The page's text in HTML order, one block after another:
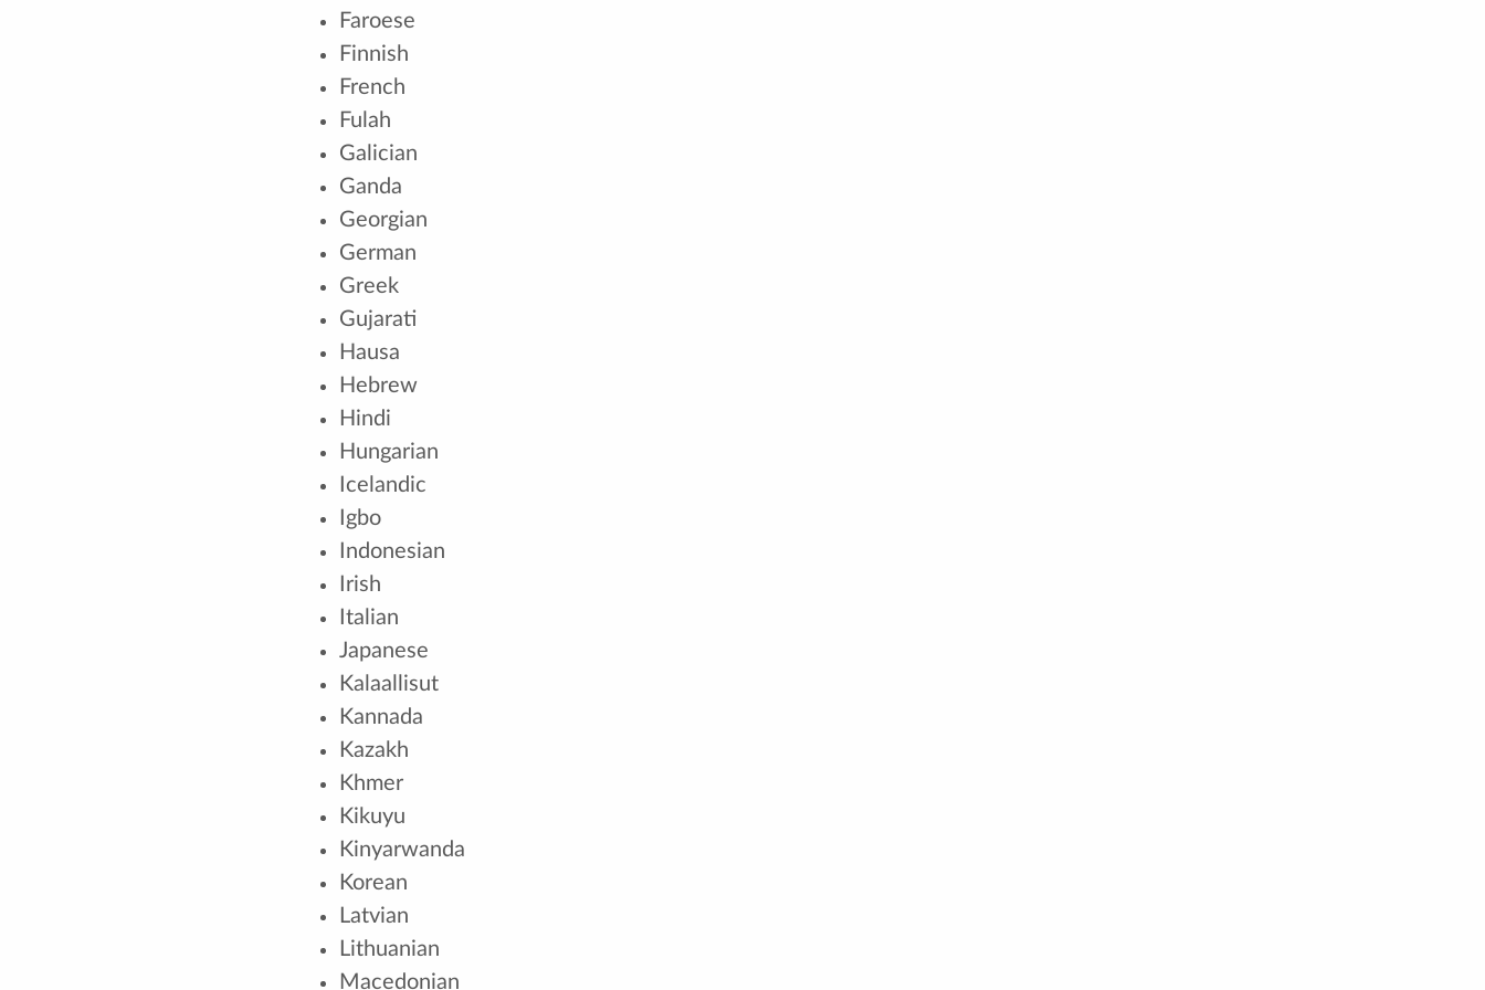
Faroese
Finnish
French
Fulah
Galician
Ganda
Georgian
German
Greek
Gujarati
Hausa
Hebrew
Hindi
Hungarian
Icelandic
Igbo
Indonesian
Irish
Italian
Japanese
Kalaallisut
Kannada
Kazakh
Khmer
Kikuyu
Kinyarwanda
Korean
Latvian
Lithuanian
Macedonian